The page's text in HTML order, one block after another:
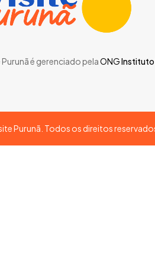
Purunã é gerenciado pelaONGInstituto
Purunã. Todos os direitos